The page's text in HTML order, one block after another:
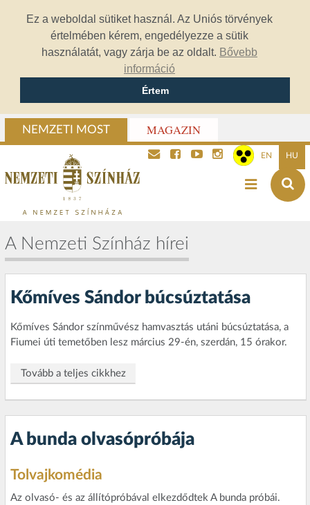
Ez a weboldal sütiket használ. Az Uniós törvények
értelmében kérem, engedélyezze a sütik
használatát, vagy zárja be az oldalt. Bővebb
információ
Értem
NEMZETI MOST MAGAZIN
EN HU
A Nemzeti Színház hírei
Kőmíves Sándor búcsúztatása
Kőmíves Sándor színművész hamvasztás utáni búcsúztatása, a
Fiumei úti temetőben lesz március 29-én, szerdán, 15 órakor.
Tovább a teljes cikkhez
A bunda olvasópróbája
Tolvajkomédia
Az olvasó- és az állítópróbával elkezdődtek A bunda próbái.